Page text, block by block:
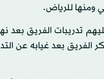
ومنها للرياض.
تدريبات الفريق بعد
بعد غيابه عن